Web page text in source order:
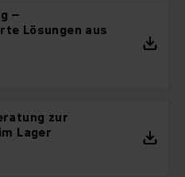
–
Lösungen aus
zur
Lager